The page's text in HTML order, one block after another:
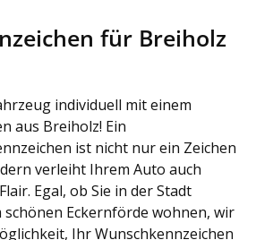
für Breiholz
individuell mit einem
aus Breiholz! Ein
ist nicht nur ein Zeichen
verleiht Ihrem Auto auch
Egal, ob Sie in der Stadt
schönen Eckernförde wohnen, wir
Ihr Wunschkennzeichen